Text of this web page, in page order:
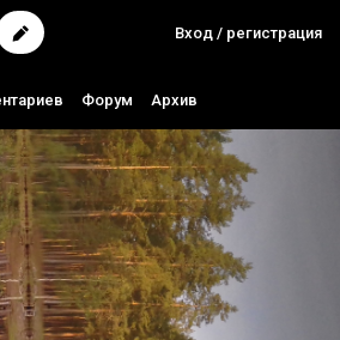
Вход / регистрация
Форум Архив